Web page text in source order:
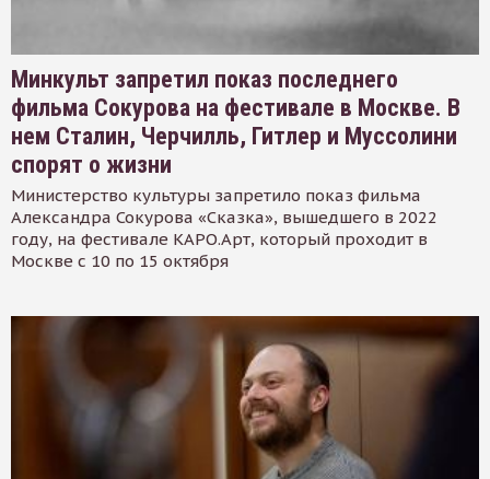
Минкульт запретил показ последнего
фильма Сокурова на фестивале в Москве. В
нем Сталин, Черчилль, Гитлер и Муссолини
спорят о жизни
Министерство культуры запретило показ фильма
Александра Сокурова «Сказка», вышедшего в 2022
году, на фестивале КАРО.Арт, который проходит в
Москве с 10 по 15 октября